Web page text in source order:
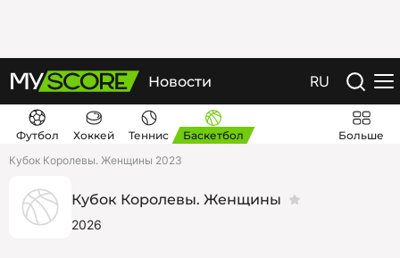
Новости RU
Футбол Хоккей Теннис Баскетбол
Больше
Кубок Королевы. Женщины 2023
Кубок Королевы. Женщины
2026